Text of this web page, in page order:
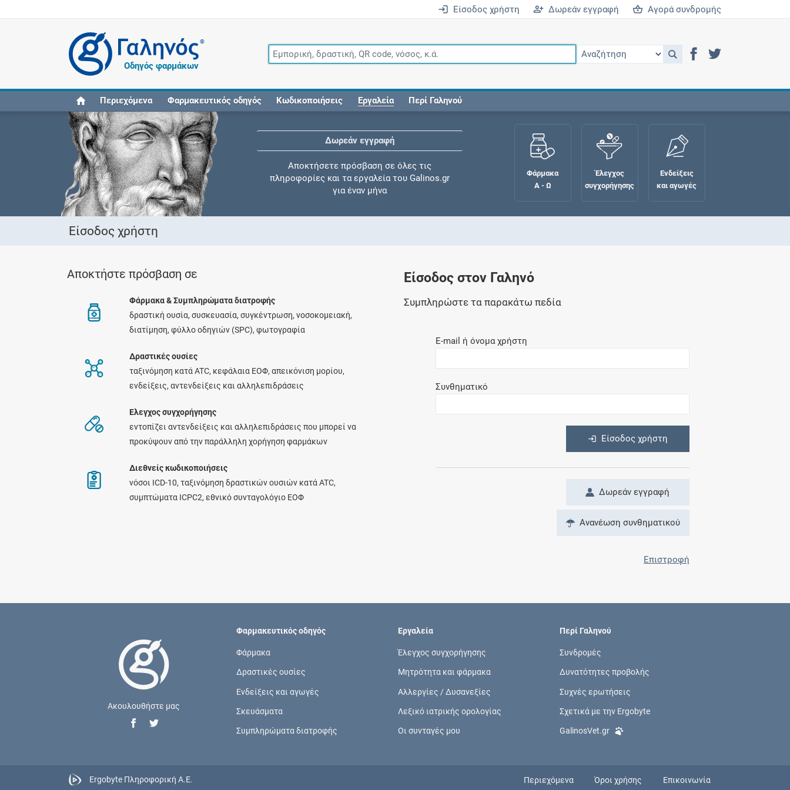
Είσοδος χρήστη Δωρεάν εγγραφή Αγορά συνδρομής
®
Οδηγός φαρμάκων
Περιεχόμενα Φαρμακευτικός οδηγός Κωδικοποιήσεις Εργαλεία Περί Γαληνού
Δωρεάν εγγραφή
Αποκτήσετε πρόσβαση σε όλες τις
πληροφορίες και τα εργαλεία του Galinos.gr
για έναν μήνα
Ελέγξτε την αγωγή σας για αντενδείξεις και
Αποθηκεύστε τις συνταγές σας και
μοιραστείτε τις εύκολα και με ασφάλεια
Ενημερωθείτε για την ασφάλεια χορήγησης
ενός φαρμάκου κατά τη διάρκεια της
επιπλέον παροχές των συνδρομητικών
Ενδείξεις και αγωγές
νόσους, συμπτώματα και ιατρικές πράξεις
Φάρμακα
Α - Ω
Έλεγχος
συγχορήγησης
Ενδείξεις
και αγωγές
Είσοδος χρήστη
Αποκτήστε πρόσβαση σε
Φάρμακα & Συμπληρώματα διατροφής
δραστική ουσία, συσκευασία, συγκέντρωση, νοσοκομειακή,
διατίμηση, φύλλο οδηγιών (SPC), φωτογραφία
Δραστικές ουσίες
ταξινόμηση κατά ATC, κεφάλαια ΕΟΦ, απεικόνιση μορίου,
ενδείξεις, αντενδείξεις και αλληλεπιδράσεις
Ελεγχος συγχορήγησης
εντοπίζει αντενδείξεις και αλληλεπιδράσεις που μπορεί να
προκύψουν από την παράλληλη χορήγηση φαρμάκων
Διεθνείς κωδικοποιήσεις
νόσοι ICD-10, ταξινόμηση δραστικών ουσιών κατά ATC,
συμπτώματα ICPC2, εθνικό συνταγολόγιο ΕΟΦ
Είσοδος στον Γαληνό
Συμπληρώστε τα παρακάτω πεδία
E-mail ή όνομα χρήστη
Συνθηματικό
Είσοδος χρήστη
Δωρεάν εγγραφή
Ανανέωση συνθηματικού
Επιστροφή
Ακουλουθήστε μας
Φαρμακευτικός οδηγός
Φάρμακα
Δραστικές ουσίες
Ενδείξεις και αγωγές
Σκευάσματα
Συμπληρώματα διατροφής
Εργαλεία
Έλεγχος συγχορήγησης
Μητρότητα και φάρμακα
Αλλεργίες / Δυσανεξίες
Λεξικό ιατρικής ορολογίας
Οι συνταγές μου
Περί Γαληνού
Συνδρομές
Δυνατότητες προβολής
Συχνές ερωτήσεις
Σχετικά με την Ergobyte
GalinosVet.gr
Ergobyte Πληροφορική Α.Ε. Περιεχόμενα Όροι χρήσης Επικοινωνία